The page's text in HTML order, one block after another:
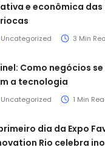
e econômica das
Uncategorized 3 Min
Como negócios
a tecnologia
Uncategorized 1 Min
dia da Expo
Rio celebra